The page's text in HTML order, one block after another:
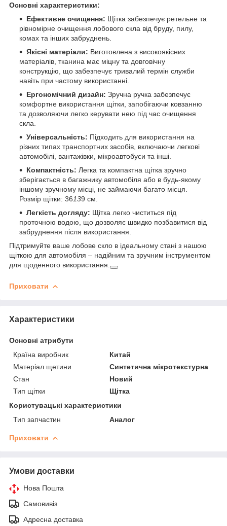
Основні характеристики:
Ефективне очищення: Щітка забезпечує ретельне та
рівномірне очищення лобового скла від бруду, пилу,
комах та інших забруднень.
Якісні матеріали: Виготовлена з високоякісних
матеріалів, тканина має міцну та довговічну
конструкцію, що забезпечує тривалий термін служби
навіть при частому використанні.
Ергономічний дизайн: Зручна ручка забезпечує
комфортне використання щітки, запобігаючи ковзанню
та дозволяючи легко керувати нею під час очищення
скла.
Універсальність: Підходить для використання на
різних типах транспортних засобів, включаючи легкові
автомобілі, вантажівки, мікроавтобуси та інші.
Компактність: Легка та компактна щітка зручно
зберігається в багажнику автомобіля або в будь-якому
іншому зручному місці, не займаючи багато місця.
Розмір щітки: 36139 см.
Легкість догляду: Щітка легко чиститься під
проточною водою, що дозволяє швидко позбавитися від
забруднення після використання.
Підтримуйте ваше лобове скло в ідеальному стані з нашою
щіткою для автомобіля – надійним та зручним інструментом
для щоденного використання.
Приховати
Характеристики
Основні атрибути
Країна виробник
Китай
Матеріал щетини
Синтетична мікротекстурна
Стан
Новий
Тип щітки
Щітка
Користувацькі характеристики
Тип запчастин
Аналог
Приховати
Умови доставки
Нова Пошта
Самовивіз
Адресна доставка